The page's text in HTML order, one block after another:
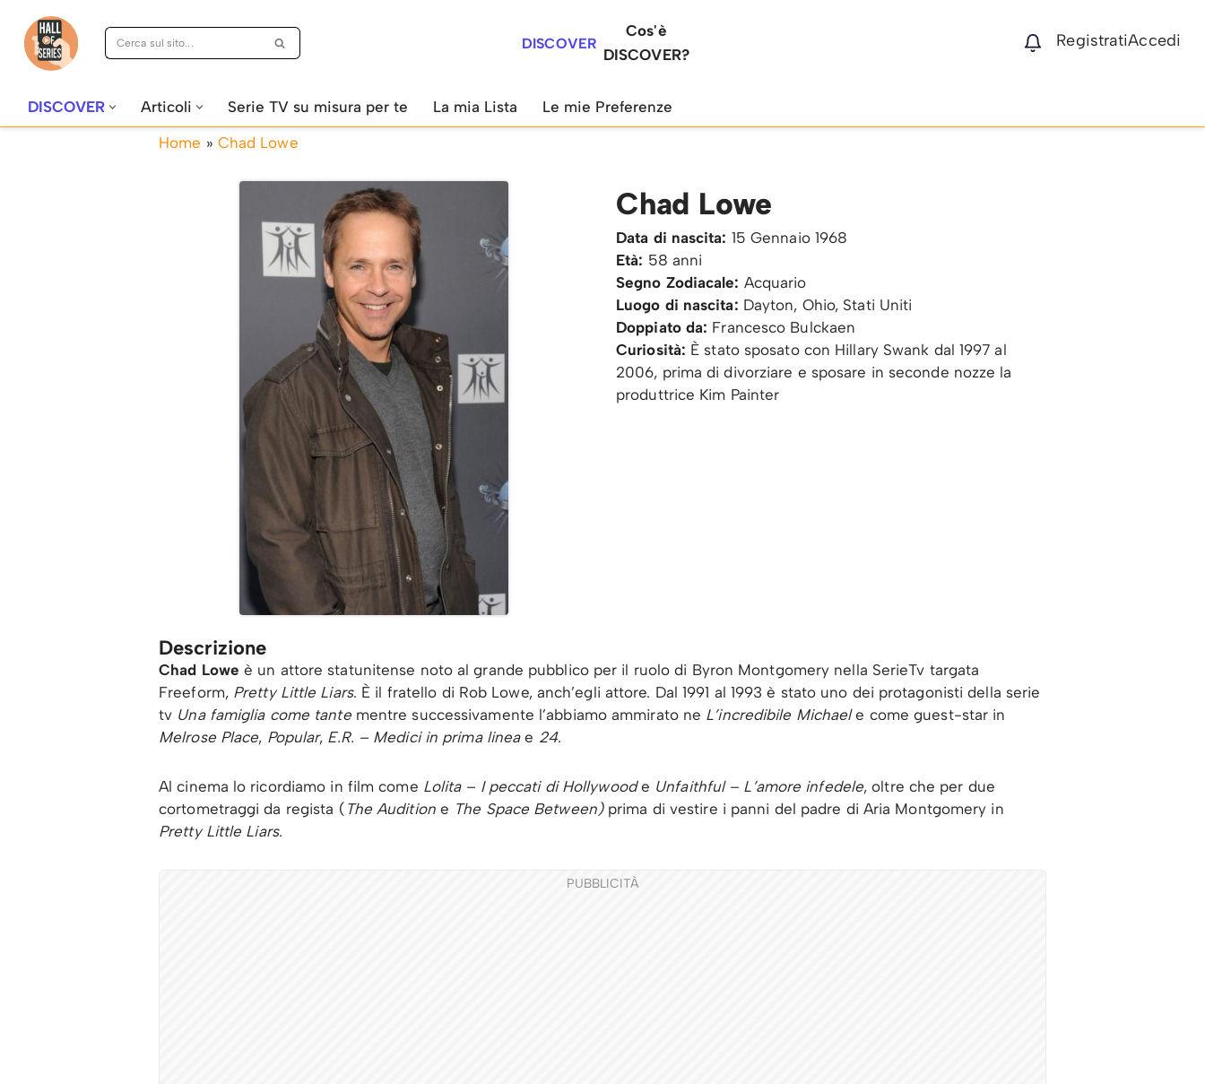
Vai
DISCOVER
Cos'è
DISCOVER?
RegistratiAccedi
DISCOVER Articoli Serie TV su misura per te La mia Lista
Le mie Preferenze
Home » Chad Lowe
Chad Lowe
Data di nascita: 15 Gennaio 1968
Età: 58 anni
Segno Zodiacale: Acquario
Luogo di nascita: Dayton, Ohio, Stati Uniti
Doppiato da: Francesco Bulckaen
Curiosità: È stato sposato con Hillary Swank dal 1997 al
2006, prima di divorziare e sposare in seconde nozze la
produttrice Kim Painter
Descrizione
Chad Lowe è un attore statunitense noto al grande pubblico per il ruolo di Byron Montgomery nella SerieTv targata
Freeform, Pretty Little Liars. È il fratello di Rob Lowe, anch’egli attore. Dal 1991 al 1993 è stato uno dei protagonisti della serie
tv Una famiglia come tantementre successivamente l’abbiamo ammirato ne L’incredibile Michaele come guest-star in
Melrose Place, Popular, E.R. – Medici in prima lineae 24.
Al cinema lo ricordiamo in film come Lolita – I peccati di Hollywoode Unfaithful – L’amore infedele, oltre che per due
cortometraggi da regista ( The Auditione The Space Between)prima di vestire i panni del padre di Aria Montgomery in
Pretty Little Liars.
PUBBLICITÀ